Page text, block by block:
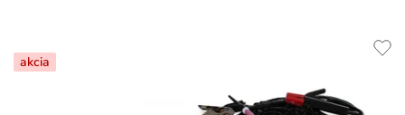
akcia